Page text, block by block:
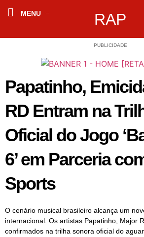
MENU RAP
PUBLICIDADE
Papatinho,
RD Entram na
Oficial do Jogo
6’ em Parceria
Sports
O cenário musical brasileiro alcança um
internacional. Os artistas Papatinho, Major
confirmados na trilha sonora oficial do